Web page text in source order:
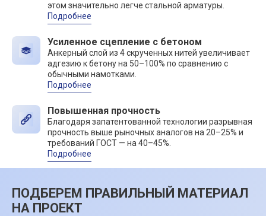
этом значительно легче стальной арматуры.
Подробнее
Усиленное сцепление с бетоном
Анкерный слой из 4 скрученных нитей увеличивает
адгезию к бетону на 50–100% по сравнению с
обычными намотками.
Подробнее
Повышенная прочность
Благодаря запатентованной технологии разрывная
прочность выше рыночных аналогов на 20–25% и
требований ГОСТ — на 40–45%.
Подробнее
ПОДБЕРЕМ ПРАВИЛЬНЫЙ МАТЕРИАЛ
НА ПРОЕКТ